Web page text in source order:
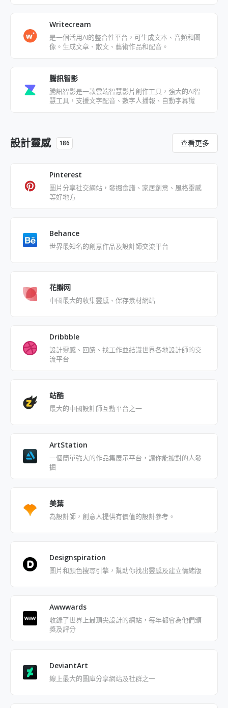
Writecream
是一個活用AI的整合性平台，可生成文本、音頻和圖
像。生成文章、散文、藝術作品和配音。
騰訊智影
騰訊智影是一款雲端智慧影片創作工具，強大的AI智
慧工具，支援文字配音、數字人播報、自動字幕識
設計靈感 186 查看更多
Pinterest
圖片分享社交網站，發掘食譜、家居創意、風格靈感
等好地方
Behance
世界最知名的創意作品及設計師交流平台
花瓣网
中國最大的收集靈感、保存素材網站
Dribbble
設計靈感、回饋、找工作並結識世界各地設計師的交
流平台
站酷
最大的中國設計師互動平台之一
ArtStation
一個簡單強大的作品集展示平台，讓你能被對的人發
掘
美葉
為設計師，創意人提供有價值的設計參考。
Designspiration
圖片和顏色搜尋引擎，幫助你找出靈感及建立情緒版
Awwwards
收錄了世界上最頂尖設計的網站，每年都會為他們頒
獎及評分
DeviantArt
線上最大的圖庫分享網站及社群之一